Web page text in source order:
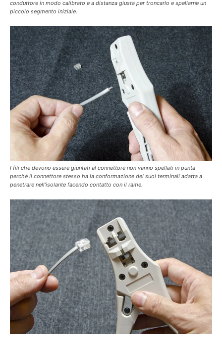
conduttore in modo calibrato e a distanza giusta per troncarlo e spellarne un
piccolo segmento iniziale.
I fili che devono essere giuntati al connettore non vanno spellati in punta
perché il connettore stesso ha la conformazione dei suoi terminali adatta a
penetrare nell’isolante facendo contatto con il rame.